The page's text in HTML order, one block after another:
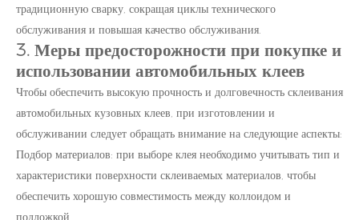
традиционную сварку, сокращая циклы технического
обслуживания и повышая качество обслуживания.
3. Меры предосторожности при покупке и
использовании автомобильных клеев
Чтобы обеспечить высокую прочность и долговечность склеивания
автомобильных кузовных клеев, при изготовлении и
обслуживании следует обращать внимание на следующие аспекты:
Подбор материалов: при выборе клея необходимо учитывать тип и
характеристики поверхности склеиваемых материалов, чтобы
обеспечить хорошую совместимость между коллоидом и
подложкой.